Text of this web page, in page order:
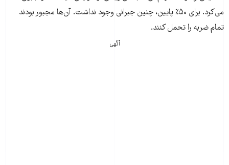
می‌کرد. برای ۵۰٪ پایین، چنین جبرانی وجود نداشت. آن‌ها مجبور بودند
تمام ضربه را تحمل کنند.
آگهی